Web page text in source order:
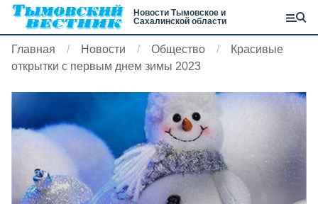
Новости Тымовское и
Сахалинской области
Главная Новости Общество
Красивые
открытки с первым днем зимы 2023